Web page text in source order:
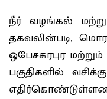
நீர் வழங்கல்
தகவலின்படி,
ஒபேசகரபுர
பகுதிகளில்